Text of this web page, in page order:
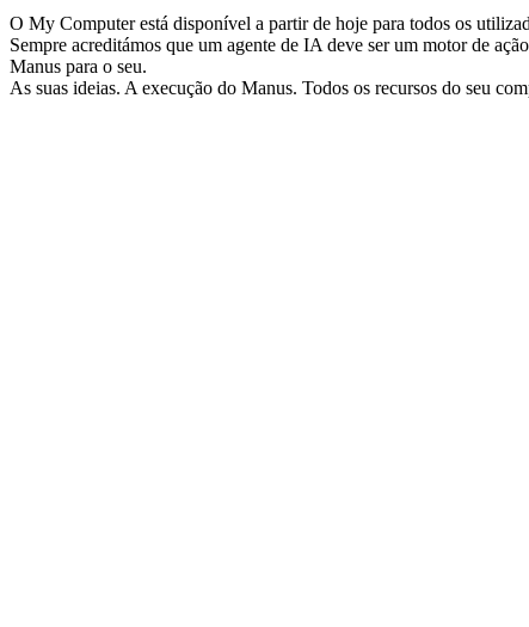
O My Computer está disponível a partir de hoje para todos os
Sempre acreditámos que um agente de IA deve ser um motor de
Manus para o seu.
As suas ideias. A execução do Manus. Todos os recursos do seu